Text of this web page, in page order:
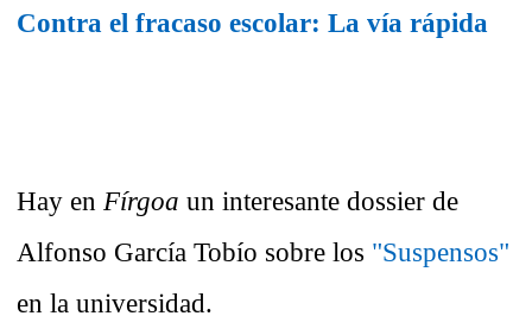
Contra el fracaso escolar: La vía rápida
Hay en Fírgoa un interesante dossier de
Alfonso García Tobío sobre los "Suspensos"
en la universidad.